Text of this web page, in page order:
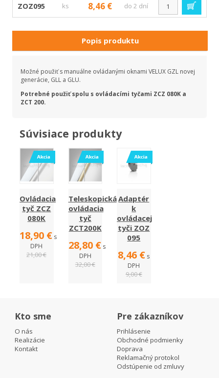
ZOZ095 ks 8,46 € do 2 dní
Popis produktu
Možné použiť s manuálne ovládanými oknami VELUX GZL novej
generácie, GLL a GLU.
Potrebné použiť spolu s ovládacími tyčami ZCZ 080K a
ZCT 200.
Súvisiace produkty
Ovládacia
tyč ZCZ
080K
18,90 € s
DPH
21,00 €
Teleskopická
ovládacia
tyč
ZCT200K
28,80 € s
DPH
32,00 €
Adaptér
k
ovládacej
tyči ZOZ
095
8,46 € s
DPH
9,00 €
Kto sme
O nás
Realizácie
Kontakt
Pre zákazníkov
Prihlásenie
Obchodné podmienky
Doprava
Reklamačný protokol
Odstúpenie od zmluvy